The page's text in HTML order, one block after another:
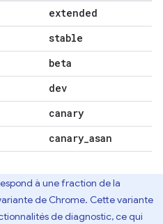
extended
stable
beta
dev
canary
canary_asan
à une fraction de la
de Chrome. Cette variante
de diagnostic, ce qui